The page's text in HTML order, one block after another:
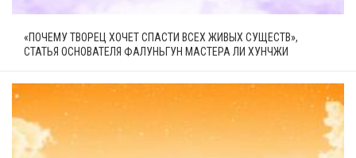
«ПОЧЕМУ ТВОРЕЦ ХОЧЕТ СПАСТИ ВСЕХ ЖИВЫХ СУЩЕСТВ»,
СТАТЬЯ ОСНОВАТЕЛЯ ФАЛУНЬГУН МАСТЕРА ЛИ ХУНЧЖИ